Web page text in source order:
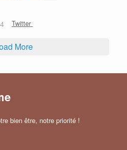
4 Twitter
More
bien être, notre priorité !